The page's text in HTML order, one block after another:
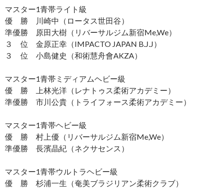
マスター1青帯ライト級
優 勝 川崎中（ロータス世田谷）
準優勝 原田大樹（リバーサルジム新宿Me,We）
３ 位 金原正幸（IMPACTO JAPAN B.J.J）
３ 位 小島健史（和術慧舟會AKZA）
マスター1青帯ミディアムヘビー級
優 勝 上林光洋（レナトゥス柔術アカデミー）
準優勝 市川公貴（トライフォース柔術アカデミー）
マスター1青帯ヘビー級
優 勝 村上優（リバーサルジム新宿Me,We）
準優勝 長濱晶紀（ネクサセンス）
マスター1青帯ウルトラヘビー級
優 勝 杉浦一生（奄美ブラジリアン柔術クラブ）